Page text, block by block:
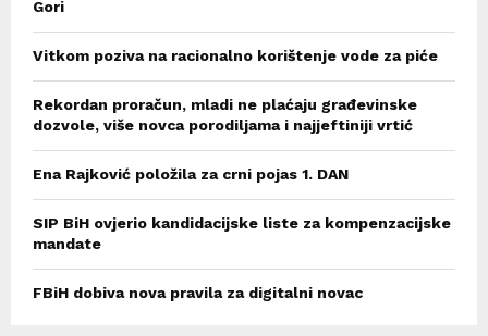
Gori
Vitkom poziva na racionalno korištenje vode za piće
Rekordan proračun, mladi ne plaćaju građevinske
dozvole, više novca porodiljama i najjeftiniji vrtić
Ena Rajković položila za crni pojas 1. DAN
SIP BiH ovjerio kandidacijske liste za kompenzacijske
mandate
FBiH dobiva nova pravila za digitalni novac